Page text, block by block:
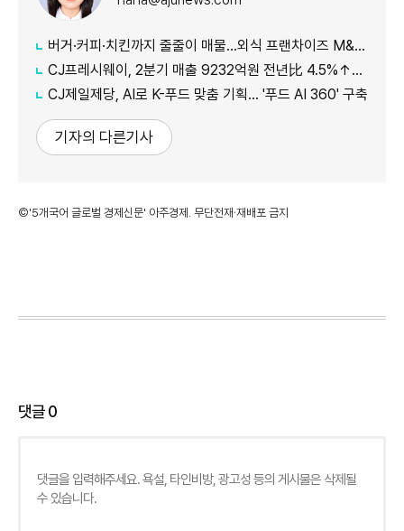
버거·커피·치킨까지 줄줄이 매물…외식 프랜차이즈 M&A '활기'
CJ프레시웨이, 2분기 매출 9232억원 전년比 4.5%↑…'식봄' 성장세 뚜렷
CJ제일제당, AI로 K-푸드 맞춤 기획… '푸드 AI 360' 구축
기자의 다른기사
©'5개국어 글로벌 경제신문' 아주경제. 무단전재·재배포 금지
댓글0